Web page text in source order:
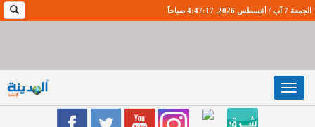
الجمعة 7 آب / أغسطس 2026. 4:47:18 صباحاً
Toggle
navigation